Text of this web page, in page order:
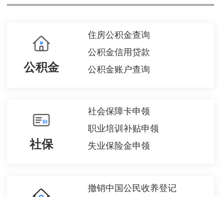
公积金
住房公积金查询
公积金信用贷款
公积金账户查询
社保
社会保障卡申领
职业培训补贴申领
失业保险金申领
撤销中国公民收养登记